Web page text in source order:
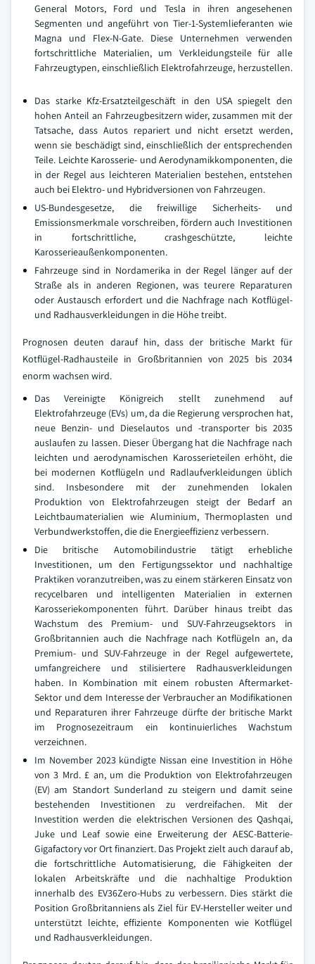
General Motors, Ford und Tesla in ihren angesehenen
Segmenten und angeführt von Tier-1-Systemlieferanten wie
Magna und Flex-N-Gate. Diese Unternehmen verwenden
fortschrittliche Materialien, um Verkleidungsteile für alle
Fahrzeugtypen, einschließlich Elektrofahrzeuge, herzustellen.
Das starke Kfz-Ersatzteilgeschäft in den USA spiegelt den
hohen Anteil an Fahrzeugbesitzern wider, zusammen mit der
Tatsache, dass Autos repariert und nicht ersetzt werden,
wenn sie beschädigt sind, einschließlich der entsprechenden
Teile. Leichte Karosserie- und Aerodynamikkomponenten, die
in der Regel aus leichteren Materialien bestehen, entstehen
auch bei Elektro- und Hybridversionen von Fahrzeugen.
US-Bundesgesetze, die freiwillige Sicherheits- und
Emissionsmerkmale vorschreiben, fördern auch Investitionen
in fortschrittliche, crashgeschützte, leichte
Karosserieaußenkomponenten.
Fahrzeuge sind in Nordamerika in der Regel länger auf der
Straße als in anderen Regionen, was teurere Reparaturen
oder Austausch erfordert und die Nachfrage nach Kotflügel-
und Radhausverkleidungen in die Höhe treibt.
Prognosen deuten darauf hin, dass der britische Markt für
Kotflügel-Radhausteile in Großbritannien von 2025 bis 2034
enorm wachsen wird.
Das Vereinigte Königreich stellt zunehmend auf
Elektrofahrzeuge (EVs) um, da die Regierung versprochen hat,
neue Benzin- und Dieselautos und -transporter bis 2035
auslaufen zu lassen. Dieser Übergang hat die Nachfrage nach
leichten und aerodynamischen Karosserieteilen erhöht, die
bei modernen Kotflügeln und Radlaufverkleidungen üblich
sind. Insbesondere mit der zunehmenden lokalen
Produktion von Elektrofahrzeugen steigt der Bedarf an
Leichtbaumaterialien wie Aluminium, Thermoplasten und
Verbundwerkstoffen, die die Energieeffizienz verbessern.
Die britische Automobilindustrie tätigt erhebliche
Investitionen, um den Fertigungssektor und nachhaltige
Praktiken voranzutreiben, was zu einem stärkeren Einsatz von
recycelbaren und intelligenten Materialien in externen
Karosseriekomponenten führt. Darüber hinaus treibt das
Wachstum des Premium- und SUV-Fahrzeugsektors in
Großbritannien auch die Nachfrage nach Kotflügeln an, da
Premium- und SUV-Fahrzeuge in der Regel aufgewertete,
umfangreichere und stilisiertere Radhausverkleidungen
haben. In Kombination mit einem robusten Aftermarket-
Sektor und dem Interesse der Verbraucher an Modifikationen
und Reparaturen ihrer Fahrzeuge dürfte der britische Markt
im Prognosezeitraum ein kontinuierliches Wachstum
verzeichnen.
Im November 2023 kündigte Nissan eine Investition in Höhe
von 3 Mrd. £ an, um die Produktion von Elektrofahrzeugen
(EV) am Standort Sunderland zu steigern und damit seine
bestehenden Investitionen zu verdreifachen. Mit der
Investition werden die elektrischen Versionen des Qashqai,
Juke und Leaf sowie eine Erweiterung der AESC-Batterie-
Gigafactory vor Ort finanziert. Das Projekt zielt auch darauf ab,
die fortschrittliche Automatisierung, die Fähigkeiten der
lokalen Arbeitskräfte und die nachhaltige Produktion
innerhalb des EV36Zero-Hubs zu verbessern. Dies stärkt die
Position Großbritanniens als Ziel für EV-Hersteller weiter und
unterstützt leichte, effiziente Komponenten wie Kotflügel
und Radhausverkleidungen.